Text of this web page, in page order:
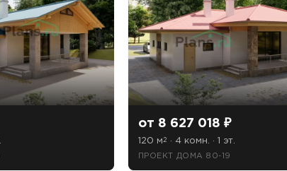
от 8 627 018 ₽
120 м 2 · 4 комн. · 1 эт.
ПРОЕКТ ДОМА 80-19